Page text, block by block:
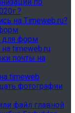
на Timeweb.ru?
для форм
timeweb.ru
почты на
timeweb
фотографии
файл главной